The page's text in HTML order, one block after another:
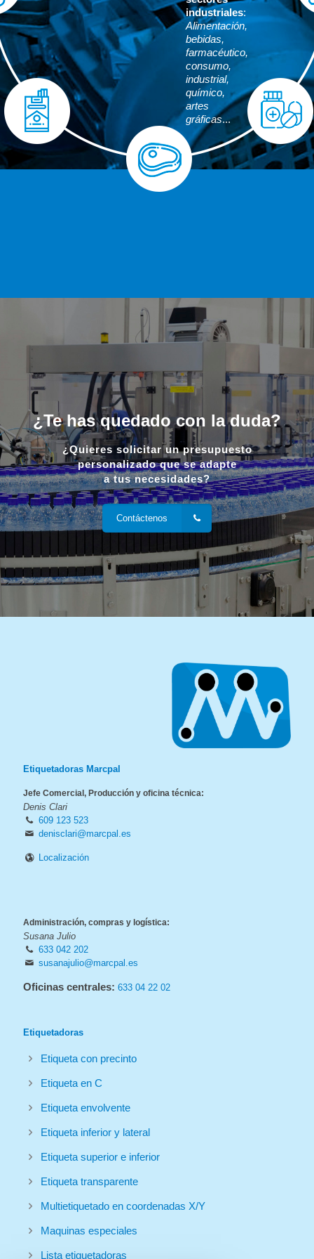
industriales:
Alimentación,
bebidas,
farmacéutico,
consumo,
industrial,
químico,
artes
gráficas...
¿Te has quedado con la duda?
¿Quieres solicitar un presupuesto
personalizado que se adapte
a tus necesidades?
Contáctenos
Etiquetadoras Marcpal
Jefe Comercial, Producción y oficina técnica:
Denis Clari
609 123 523
denisclari@marcpal.es
Localización
Administración, compras y logística:
Susana Julio
633 042 202
susanajulio@marcpal.es
Oficinas centrales: 633 04 22 02
Etiquetadoras
Etiqueta con precinto
Etiqueta en C
Etiqueta envolvente
Etiqueta inferior y lateral
Etiqueta superior e inferior
Etiqueta transparente
Multietiquetado en coordenadas X/Y
Maquinas especiales
Lista etiquetadoras